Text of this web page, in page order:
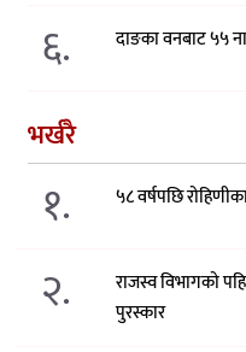
६. दाङका वनबाट ५५
भर्खरै
१. ५८ वर्षपछि
२.
राजस्व विभागको
पुरस्कार